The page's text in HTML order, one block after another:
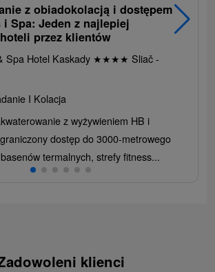
z obiadokolacją i dostępem
Spa: Jeden z najlepiej
przez klientów
Spa Hotel Kaskady ★★★★ Sliač -
I Kolacja
z wyżywieniem HB i
dostęp do 3000-metrowego
termalnych, strefy fitness...
klienci